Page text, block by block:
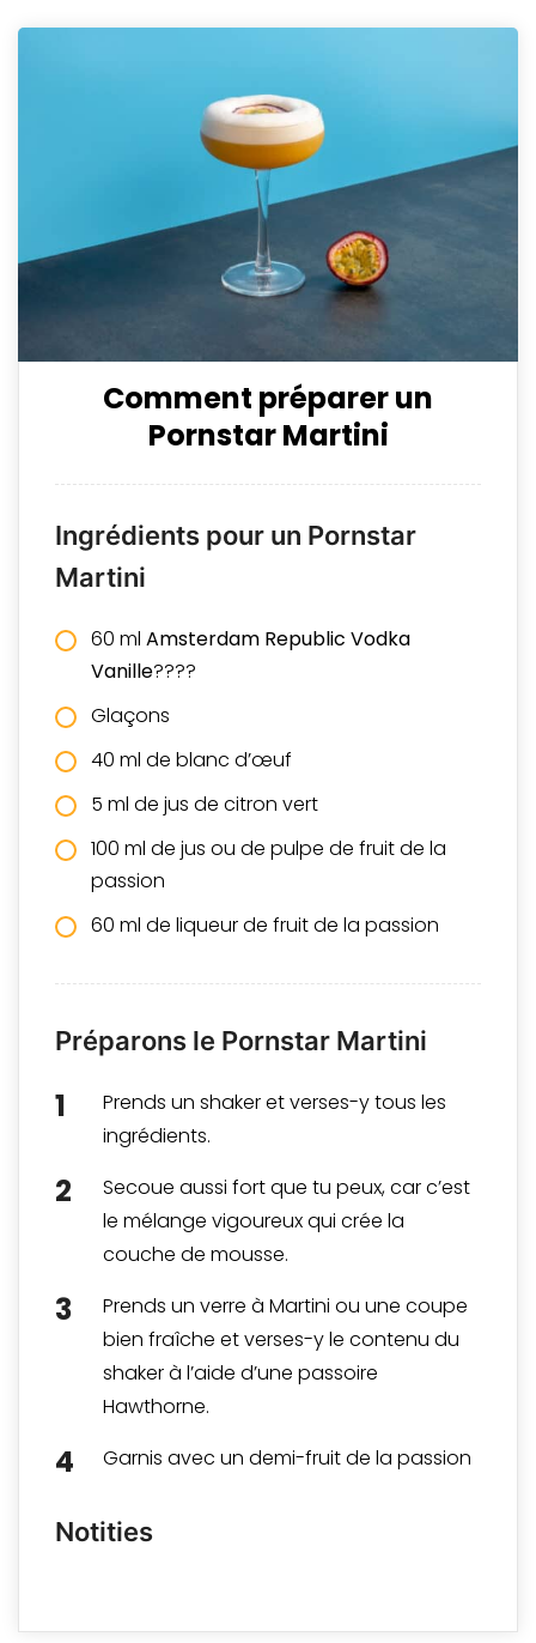
Comment préparer un
Pornstar Martini
Ingrédients pour un Pornstar
Martini
60 ml Amsterdam Republic Vodka
Vanille????
Glaçons
40 ml de blanc d’œuf
5 ml de jus de citron vert
100 ml de jus ou de pulpe de fruit de la
passion
60 ml de liqueur de fruit de la passion
Préparons le Pornstar Martini
Prends un shaker et verses-y tous les
ingrédients.
Secoue aussi fort que tu peux, car c’est
le mélange vigoureux qui crée la
couche de mousse.
Prends un verre à Martini ou une coupe
bien fraîche et verses-y le contenu du
shaker à l’aide d’une passoire
Hawthorne.
Garnis avec un demi-fruit de la passion
Notities